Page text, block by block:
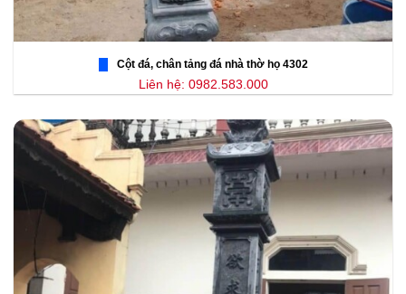
Cột đá, chân tảng đá nhà thờ họ 4302
Liên hệ: 0982.583.000